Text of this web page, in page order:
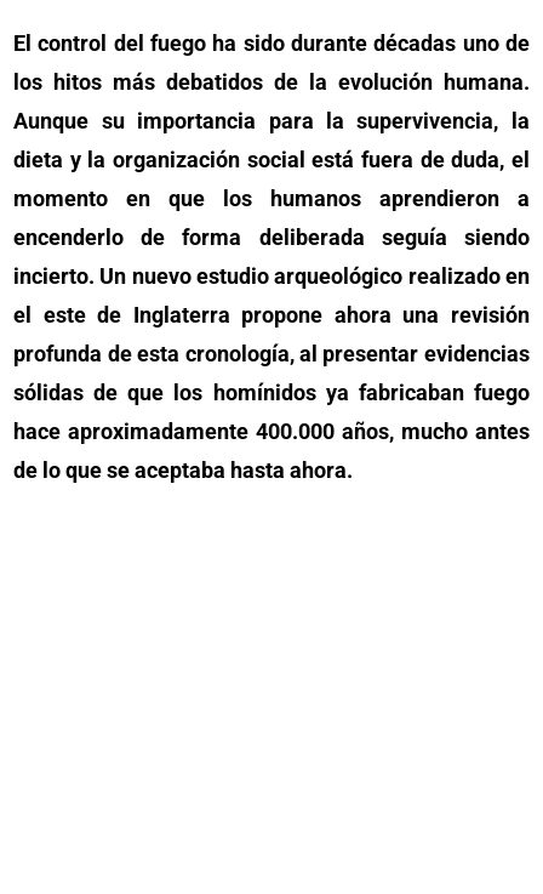
El control del fuego ha sido durante décadas uno de
los hitos más debatidos de la evolución humana.
Aunque su importancia para la supervivencia, la
dieta y la organización social está fuera de duda, el
momento en que los humanos aprendieron a
encenderlo de forma deliberada seguía siendo
incierto. Un nuevo estudio arqueológico realizado en
el este de Inglaterra propone ahora una revisión
profunda de esta cronología, al presentar evidencias
sólidas de que los homínidos ya fabricaban fuego
hace aproximadamente 400.000 años, mucho antes
de lo que se aceptaba hasta ahora.